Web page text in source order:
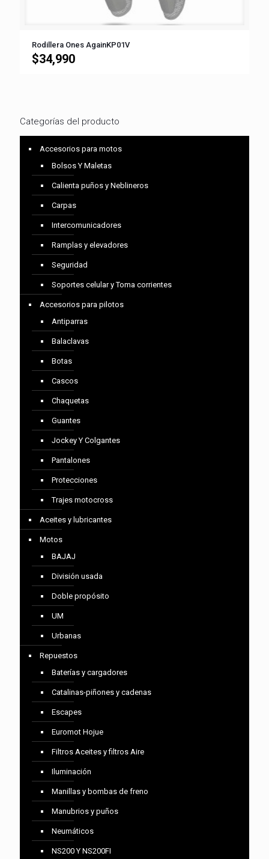
Rodillera Ones AgainKP01V
$34,990
Categorías del producto
Accesorios para motos
Bolsos Y Maletas
Calienta puños y Neblineros
Carpas
Intercomunicadores
Ramplas y elevadores
Seguridad
Soportes celular y Toma corrientes
Accesorios para pilotos
Antiparras
Balaclavas
Botas
Cascos
Chaquetas
Guantes
Jockey Y Colgantes
Pantalones
Protecciones
Trajes motocross
Aceites y lubricantes
Motos
BAJAJ
División usada
Doble propósito
UM
Urbanas
Repuestos
Baterías y cargadores
Catalinas-piñones y cadenas
Escapes
Euromot Hojue
Filtros Aceites y filtros Aire
Iluminación
Manillas y bombas de freno
Manubrios y puños
Neumáticos
NS200 Y NS200FI